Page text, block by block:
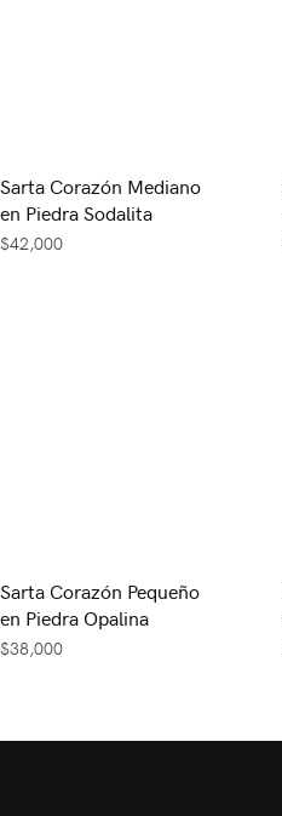
Sarta Corazón Mediano
en Piedra Sodalita
$42,000
Sarta Corazón Pequeño
en Piedra Opalina
$38,000